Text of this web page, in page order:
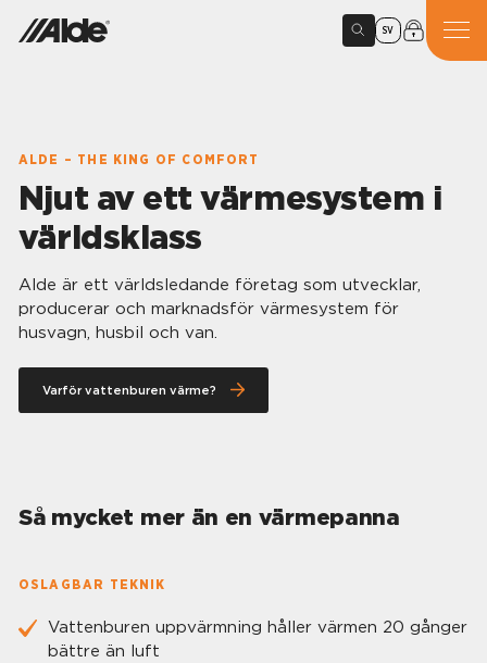
SV
ALDE – THE KING OF COMFORT
Njut av ett värmesystem i
världsklass
Alde är ett världsledande företag som utvecklar,
producerar och marknadsför värmesystem för
husvagn, husbil och van.
Varför vattenburen värme?
Så mycket mer än en värmepanna
OSLAGBAR TEKNIK
Vattenburen uppvärmning håller värmen 20 gånger
bättre än luft